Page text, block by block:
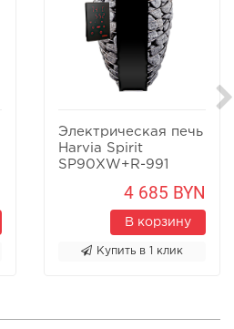
Электрическая печь
Harvia Spirit
SP90XW+R-991
4 685 BYN
В корзину
Купить в 1 клик